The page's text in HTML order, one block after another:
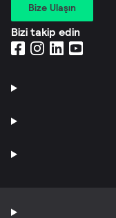
Bize Ulaşın
Bizi takip edin